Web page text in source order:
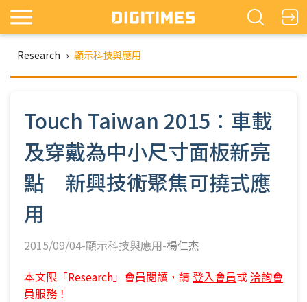
Research › 顯示科技與應用
Touch Taiwan 2015：車載
及穿戴為中小尺寸面板新亮
點 新興技術聚焦可撓式應
用
2015/09/04-顯示科技與應用-楊仁杰
本文限「Research」會員閱讀，請 登入會員或 洽詢會
員服務 ！